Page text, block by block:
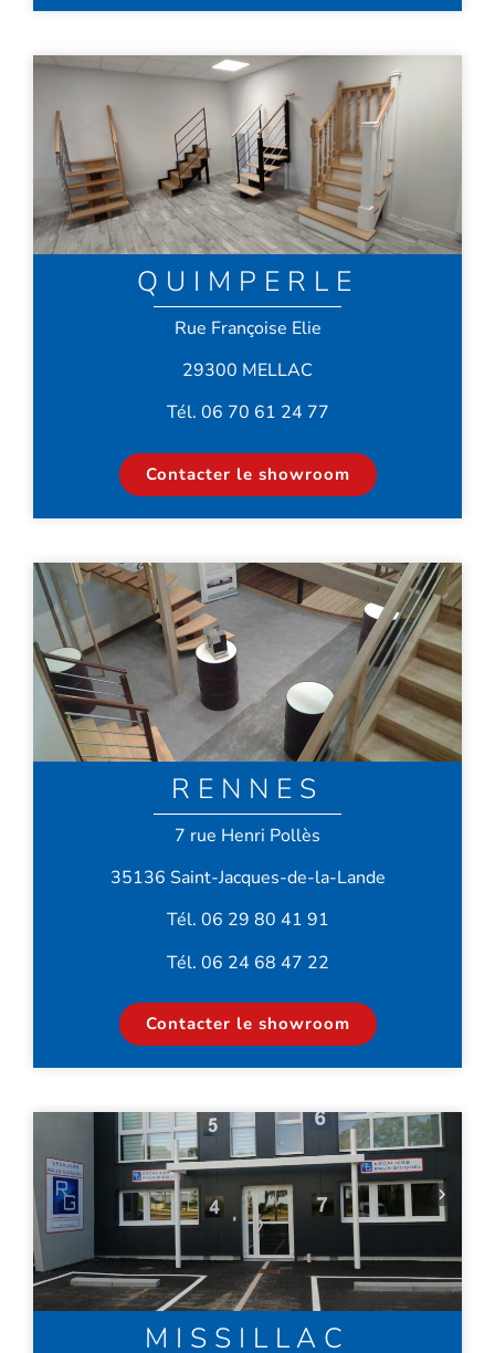
QUIMPERLE
Rue Françoise Elie
29300 MELLAC
Tél. 06 70 61 24 77
Contacter le showroom
RENNES
7 rue Henri Pollès
35136 Saint-Jacques-de-la-Lande
Tél. 06 29 80 41 91
Tél. 06 24 68 47 22
Contacter le showroom
MISSILLAC